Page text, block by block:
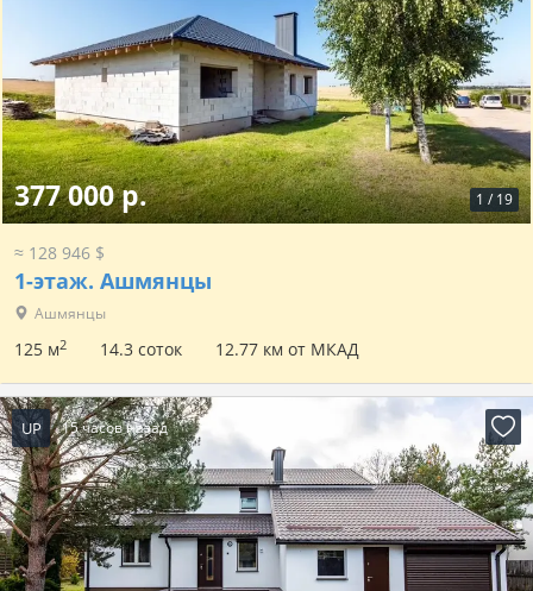
1 / 19
377 000 р.
≈ 128 946 $
1-этаж. Ашмянцы
Ашмянцы
125 м2 14.3 соток 12.77 км от МКАД
UP 15 часов назад